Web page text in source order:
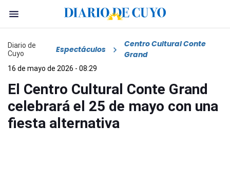
Diario de
Cuyo
Espectáculos
Centro Cultural Conte
Grand
16 de mayo de 2026 - 08:29
El Centro Cultural Conte Grand
celebrará el 25 de mayo con una
fiesta alternativa